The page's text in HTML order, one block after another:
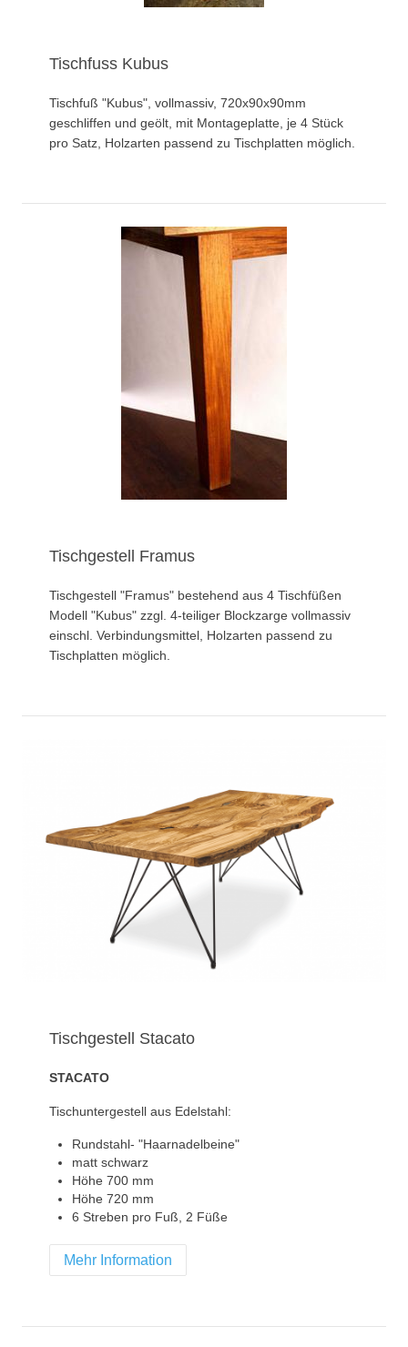
Tischfuss Kubus
Tischfuß "Kubus", vollmassiv, 720x90x90mm
geschliffen und geölt, mit Montageplatte, je 4 Stück
pro Satz, Holzarten passend zu Tischplatten möglich.
Tischgestell Framus
Tischgestell "Framus" bestehend aus 4 Tischfüßen
Modell "Kubus" zzgl. 4-teiliger Blockzarge vollmassiv
einschl. Verbindungsmittel, Holzarten passend zu
Tischplatten möglich.
Tischgestell Stacato
STACATO
Tischuntergestell aus Edelstahl:
Rundstahl- "Haarnadelbeine"
matt schwarz
Höhe 700 mm
Höhe 720 mm
6 Streben pro Fuß, 2 Füße
Mehr Information